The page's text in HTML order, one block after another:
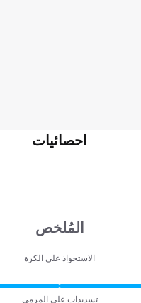
احصائيات
المُلخص
الاستحواذ على الكرة
تسديدات على المرمى